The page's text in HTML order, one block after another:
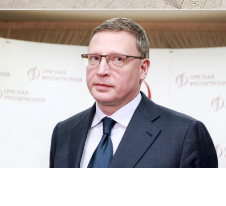
Сайт кандидата в губернаторы
Буркова Александра Леонидовича
Смотреть проект